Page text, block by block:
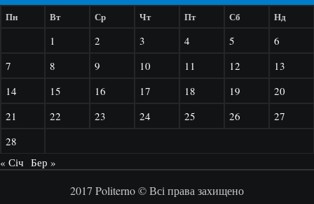
Пн Вт Ср Чт Пт Сб Нд
1 2 3 4 5
6
7
8 9 10 11 12
13
14
15 16 17 18 19
20
21
22 23 24 25 26
27
28
« Січ Бер »
2017 Politerno © Всі права захищено